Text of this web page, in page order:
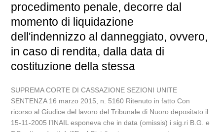
procedimento penale, decorre dal
momento di liquidazione
dell'indennizzo al danneggiato, ovvero,
in caso di rendita, dalla data di
costituzione della stessa
SUPREMA CORTE DI CASSAZIONE SEZIONI UNITE
SENTENZA 16 marzo 2015, n. 5160 Ritenuto in fatto Con
ricorso al Giudice del lavoro del Tribunale di Nuoro depositato il
15-11-2005 l’INAIL esponeva che in data (omissis) i sig.ri B.G. e